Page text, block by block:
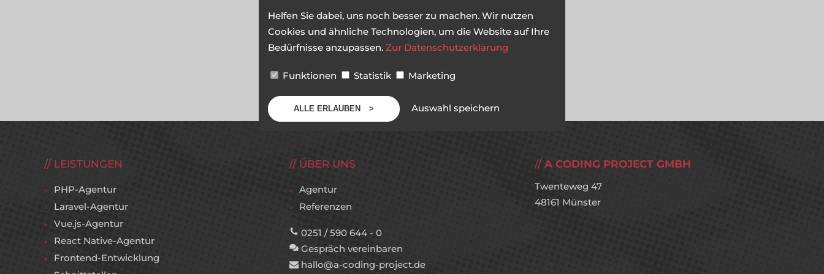
LEISTUNGEN
PHP-Agentur
Laravel-Agentur
Vue.js-Agentur
React Native-Agentur
Frontend-Entwicklung
ÜBER UNS
Agentur
Referenzen
0251 / 590 644 - 0
Gespräch vereinbaren
hallo@a-coding-project.de
A CODING PROJECT GMBH
Twenteweg 47
48161 Münster
Helfen Sie dabei, uns noch besser zu machen. Wir nutzen
Cookies und ähnliche Technologien, um die Website auf Ihre
Bedürfnisse anzupassen. Zur Datenschutzerklärung
Funktionen Statistik Marketing
ALLE ERLAUBEN Auswahl speichern